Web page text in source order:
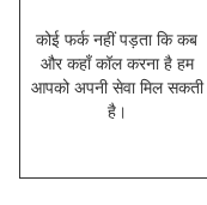
कोई फर्क नहीं पड़ता कि कब
और कहाँ कॉल करना है हम
आपको अपनी सेवा मिल सकती
है।